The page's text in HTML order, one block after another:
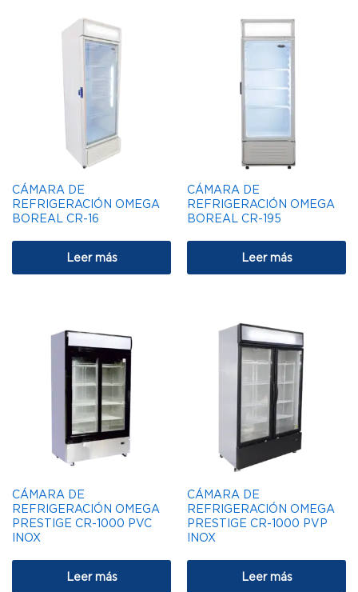
CÁMARA DE
REFRIGERACIÓN OMEGA
BOREAL CR-16
Leer más
CÁMARA DE
REFRIGERACIÓN OMEGA
BOREAL CR-195
Leer más
CÁMARA DE
REFRIGERACIÓN OMEGA
PRESTIGE CR-1000 PVC
INOX
Leer más
CÁMARA DE
REFRIGERACIÓN OMEGA
PRESTIGE CR-1000 PVP
INOX
Leer más